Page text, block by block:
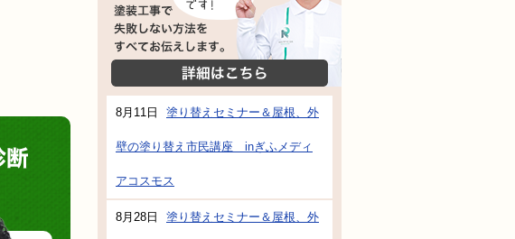
塗装工事で失敗しない方法をすべてお伝え
8月11日 塗り替えセミナー＆屋根、外
壁の塗り替え市民講座 inぎふメディ
アコスモス
8月28日 塗り替えセミナー＆屋根、外
塗装や防水・雨漏り補修のご相談・ご質問・無